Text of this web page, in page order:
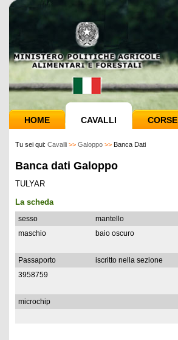
HOME CAVALLI CORSE
Tu sei qui: Cavalli >> Galoppo >> Banca Dati
Banca dati Galoppo
TULYAR
La scheda
sesso mantello
maschio
baio oscuro
Passaporto iscritto nella sezione
3958759
microchip